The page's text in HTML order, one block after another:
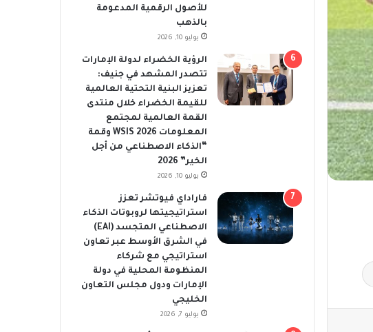
للأصول الرقمية المدعومة
بالذهب
يوليو 10, 2026
الرؤية الخضراء لدولة الإمارات
تتصدر المشهد في جنيف:
تعزيز البنية التحتية العالمية
للقيمة الخضراء خلال منتدى
القمة العالمية لمجتمع
المعلومات WSIS 2026 وقمة
“الذكاء الاصطناعي من أجل
الخير” 2026
يوليو 10, 2026
فاراداي فيوتشر تعزز
استراتيجيتها لروبوتات الذكاء
الاصطناعي المتجسد (EAI)
في الشرق الأوسط عبر تعاون
استراتيجي مع شركاء
المنظومة المحلية في دولة
الإمارات ودول مجلس التعاون
الخليجي
يوليو 7, 2026